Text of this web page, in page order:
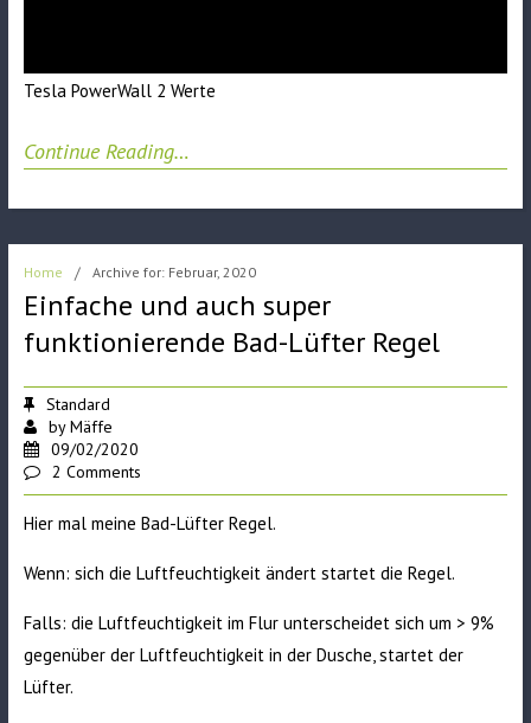
Tesla PowerWall 2 Werte
Continue Reading…
Home / Archive for: Februar, 2020
Einfache und auch super
funktionierende Bad-Lüfter Regel
Standard
byMäffe
09/02/2020
2 Comments
Hier mal meine Bad-Lüfter Regel.
Wenn: sich die Luftfeuchtigkeit ändert startet die Regel.
Falls: die Luftfeuchtigkeit im Flur unterscheidet sich um > 9%
gegenüber der Luftfeuchtigkeit in der Dusche, startet der
Lüfter.